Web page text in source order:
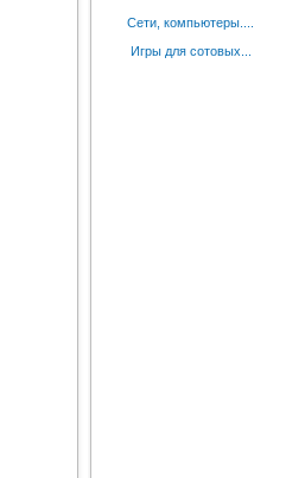
Сети, компьютеры....
Игры для сотовых...